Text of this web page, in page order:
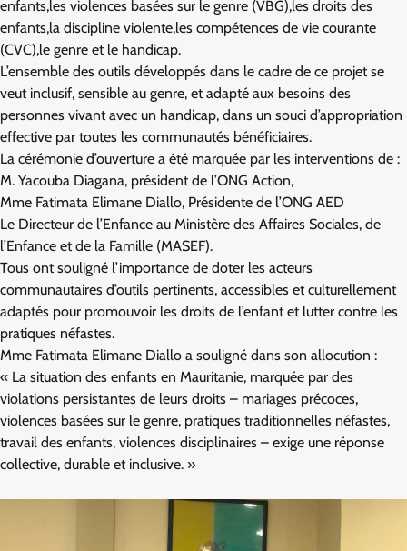
enfants,les violences basées sur le genre (VBG),les droits des
enfants,la discipline violente,les compétences de vie courante
(CVC),le genre et le handicap.
L’ensemble des outils développés dans le cadre de ce projet se
veut inclusif, sensible au genre, et adapté aux besoins des
personnes vivant avec un handicap, dans un souci d’appropriation
effective par toutes les communautés bénéficiaires.
La cérémonie d’ouverture a été marquée par les interventions de :
M. Yacouba Diagana, président de l’ONG Action,
Mme Fatimata Elimane Diallo, Présidente de l’ONG AED
Le Directeur de l’Enfance au Ministère des Affaires Sociales, de
l’Enfance et de la Famille (MASEF).
Tous ont souligné l’importance de doter les acteurs
communautaires d’outils pertinents, accessibles et culturellement
adaptés pour promouvoir les droits de l’enfant et lutter contre les
pratiques néfastes.
Mme Fatimata Elimane Diallo a souligné dans son allocution :
« La situation des enfants en Mauritanie, marquée par des
violations persistantes de leurs droits – mariages précoces,
violences basées sur le genre, pratiques traditionnelles néfastes,
travail des enfants, violences disciplinaires – exige une réponse
collective, durable et inclusive. »